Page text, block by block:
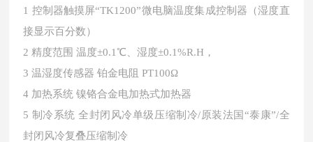
1 控制器触摸屏“TK1200”微电脑温度集成控制器（湿度直
接显示百分数）
2 精度范围 温度±0.1℃、湿度±0.1%R.H，
3 温湿度传感器 铂金电阻 PT100Ω
4 加热系统 镍铬合金电加热式加热器
5 制冷系统 全封闭风冷单级压缩制冷/原装法国“泰康”/全
封闭风冷复叠压缩制冷